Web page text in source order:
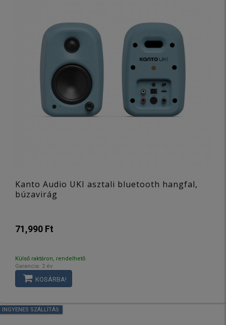
Kanto Audio UKI asztali bluetooth hangfal,
búzavirág
71,990 Ft
Külső raktáron, rendelhető
Garancia: 2 év
KOSÁRBA!
INGYENES SZÁLLÍTÁS